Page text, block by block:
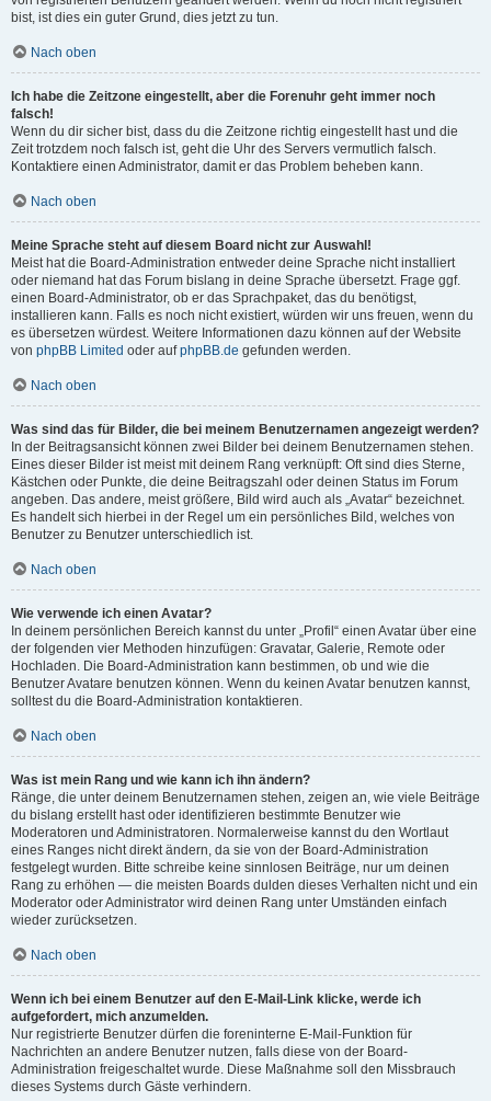
bist, ist dies ein guter Grund, dies jetzt zu tun.
Nach oben
Ich habe die Zeitzone eingestellt, aber die Forenuhr geht immer noch
falsch!
Wenn du dir sicher bist, dass du die Zeitzone richtig eingestellt hast und die
Zeit trotzdem noch falsch ist, geht die Uhr des Servers vermutlich falsch.
Kontaktiere einen Administrator, damit er das Problem beheben kann.
Nach oben
Meine Sprache steht auf diesem Board nicht zur Auswahl!
Meist hat die Board-Administration entweder deine Sprache nicht installiert
oder niemand hat das Forum bislang in deine Sprache übersetzt. Frage ggf.
einen Board-Administrator, ob er das Sprachpaket, das du benötigst,
installieren kann. Falls es noch nicht existiert, würden wir uns freuen, wenn du
es übersetzen würdest. Weitere Informationen dazu können auf der Website
von phpBB Limited oder aufphpBB.de gefunden werden.
Nach oben
Was sind das für Bilder, die bei meinem Benutzernamen angezeigt werden?
In der Beitragsansicht können zwei Bilder bei deinem Benutzernamen stehen.
Eines dieser Bilder ist meist mit deinem Rang verknüpft: Oft sind dies Sterne,
Kästchen oder Punkte, die deine Beitragszahl oder deinen Status im Forum
angeben. Das andere, meist größere, Bild wird auch als „Avatar“ bezeichnet.
Es handelt sich hierbei in der Regel um ein persönliches Bild, welches von
Benutzer zu Benutzer unterschiedlich ist.
Nach oben
Wie verwende ich einen Avatar?
In deinem persönlichen Bereich kannst du unter „Profil“ einen Avatar über eine
der folgenden vier Methoden hinzufügen: Gravatar, Galerie, Remote oder
Hochladen. Die Board-Administration kann bestimmen, ob und wie die
Benutzer Avatare benutzen können. Wenn du keinen Avatar benutzen kannst,
solltest du die Board-Administration kontaktieren.
Nach oben
Was ist mein Rang und wie kann ich ihn ändern?
Ränge, die unter deinem Benutzernamen stehen, zeigen an, wie viele Beiträge
du bislang erstellt hast oder identifizieren bestimmte Benutzer wie
Moderatoren und Administratoren. Normalerweise kannst du den Wortlaut
eines Ranges nicht direkt ändern, da sie von der Board-Administration
festgelegt wurden. Bitte schreibe keine sinnlosen Beiträge, nur um deinen
Rang zu erhöhen — die meisten Boards dulden dieses Verhalten nicht und ein
Moderator oder Administrator wird deinen Rang unter Umständen einfach
wieder zurücksetzen.
Nach oben
Wenn ich bei einem Benutzer auf den E-Mail-Link klicke, werde ich
aufgefordert, mich anzumelden.
Nur registrierte Benutzer dürfen die foreninterne E-Mail-Funktion für
Nachrichten an andere Benutzer nutzen, falls diese von der Board-
Administration freigeschaltet wurde. Diese Maßnahme soll den Missbrauch
dieses Systems durch Gäste verhindern.